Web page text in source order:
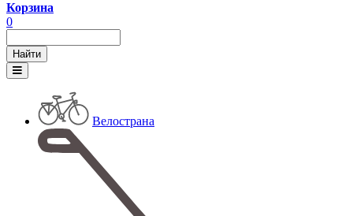
Корзина
0
Велострана